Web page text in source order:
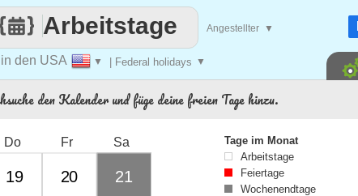
den USA ▼ | Federal holidays ▼
Arbeitstage Angestellter ▼
den Kalender und füge deine freien Tage hinzu.
Do Fr Sa
19 20 21
Tage im Monat
Arbeitstage
Feiertage
Wochenendtage